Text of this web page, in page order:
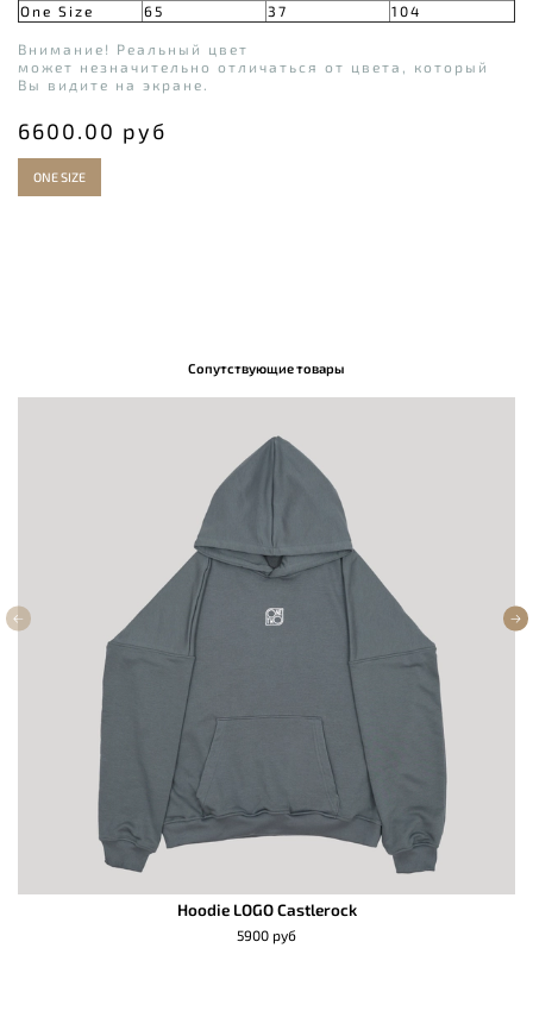
6600.00 руб
ONE SIZE
One Size
65 37 104
Внимание! Реальный цвет
может незначительно отличаться от цвета, который
Вы видите на экране.
Сопутствующие товары
Hoodie LOGO Castlerock
5900 руб